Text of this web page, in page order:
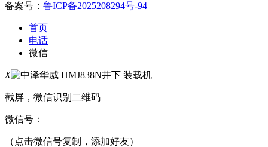
备案号： 鲁ICP备2025208294号-94
首页
电话
微信
X
截屏，微信识别二维码
微信号：
（点击微信号复制，添加好友）